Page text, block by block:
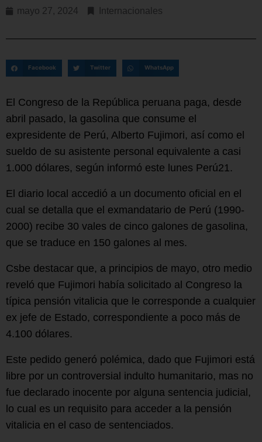
mayo 27, 2024 Internacionales
Facebook Twitter WhatsApp
El Congreso de la República peruana paga, desde
abril pasado, la gasolina que consume el
expresidente de Perú, Alberto Fujimori, así como el
sueldo de su asistente personal equivalente a casi
1.000 dólares, según informó este lunes Perú21.
El diario local accedió a un documento oficial en el
cual se detalla que el exmandatario de Perú (1990-
2000) recibe 30 vales de cinco galones de gasolina,
que se traduce en 150 galones al mes.
Csbe destacar que, a principios de mayo, otro medio
reveló que Fujimori había solicitado al Congreso la
típica pensión vitalicia que le corresponde a cualquier
ex jefe de Estado, correspondiente a poco más de
4.100 dólares.
Este pedido generó polémica, dado que Fujimori está
libre por un controversial indulto humanitario, mas no
fue declarado inocente por alguna sentencia judicial,
lo cual es un requisito para acceder a la pensión
vitalicia en el caso de sentenciados.